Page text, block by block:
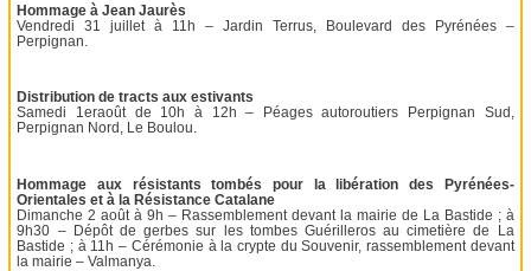
Hommage à Jean Jaurès
Vendredi 31 juillet à 11h – Jardin Terrus, Boulevard des Pyrénées –
Perpignan.
Distribution de tracts aux estivants
Samedi 1eraoût de 10h à 12h – Péages autoroutiers Perpignan Sud,
Perpignan Nord, Le Boulou.
Hommage aux résistants tombés pour la libération des Pyrénées-
Orientales et à la Résistance Catalane
Dimanche 2 août à 9h – Rassemblement devant la mairie de La Bastide ; à
9h30 – Dépôt de gerbes sur les tombes Guérilleros au cimetière de La
Bastide ; à 11h – Cérémonie à la crypte du Souvenir, rassemblement devant
la mairie – Valmanya.